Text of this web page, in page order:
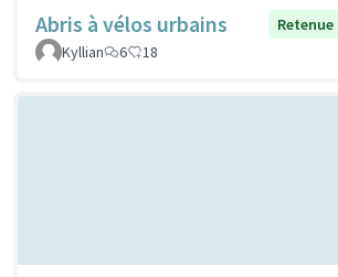
Abris à vélos urbains
Kyllian
6 18